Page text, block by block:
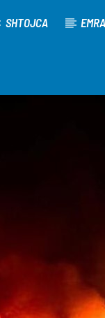
SHTOJCA